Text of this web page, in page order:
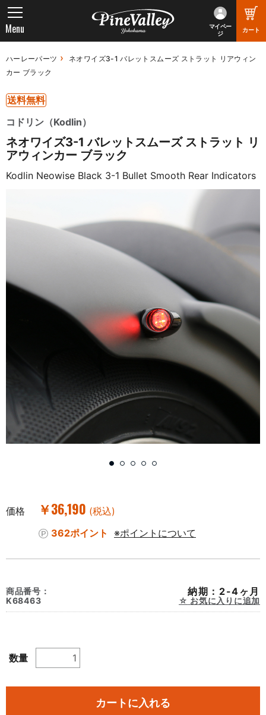
マイペー
ジ
カート
Menu
ハーレーパーツ
ネオワイズ3-1 バレットスムーズ ストラット リアウィン
カー ブラック
送料無料
コドリン（Kodlin）
ネオワイズ3-1 バレットスムーズ ストラット リ
アウィンカー ブラック
Kodlin Neowise Black 3-1 Bullet Smooth Rear Indicators
価格 ￥36,190 (税込)
362ポイント
※ポイントについて
商品番号：
K68463
納期：2-4ヶ月
お気に入りに追加
数量
カートに入れる